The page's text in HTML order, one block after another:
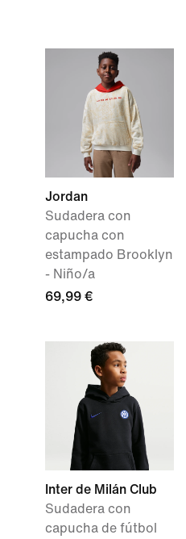
Jordan
Sudadera con
capucha con
estampado Brooklyn
- Niño/a
69,99 €
Inter de Milán Club
Sudadera con
capucha de fútbol